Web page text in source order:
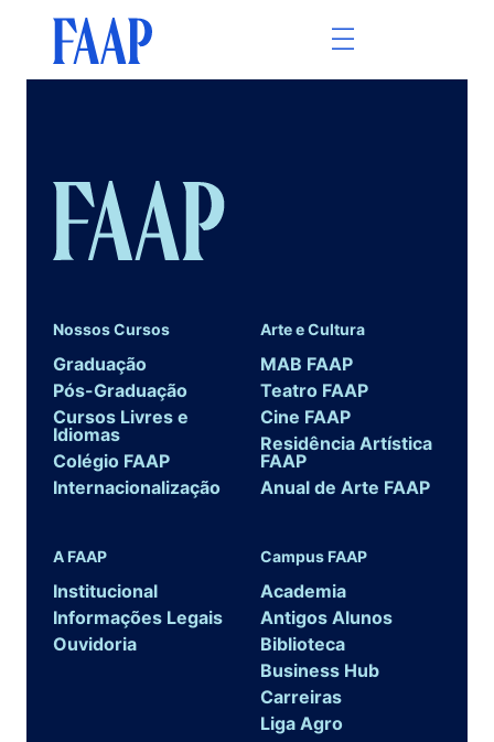
Nossos Cursos
Graduação
Pós-Graduação
Cursos Livres e
Idiomas
Colégio FAAP
Internacionalização
Arte e Cultura
MAB FAAP
Teatro FAAP
Cine FAAP
Residência Artística
FAAP
Anual de Arte FAAP
A FAAP
Institucional
Informações Legais
Ouvidoria
Campus FAAP
Academia
Antigos Alunos
Biblioteca
Business Hub
Carreiras
Liga Agro